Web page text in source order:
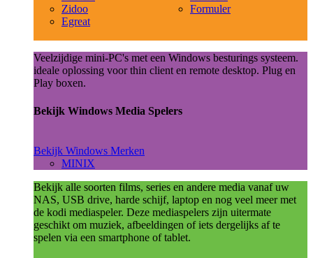
Zidoo
Egreat
Formuler
Veelzijdige mini-PC's met een Windows besturings systeem.
ideale oplossing voor thin client en remote desktop. Plug en
Play boxen.
Bekijk Windows Media Spelers
Bekijk Windows Merken
MINIX
Bekijk alle soorten films, series en andere media vanaf uw
NAS, USB drive, harde schijf, laptop en nog veel meer met
de kodi mediaspeler. Deze mediaspelers zijn uitermate
geschikt om muziek, afbeeldingen of iets dergelijks af te
spelen via een smartphone of tablet.